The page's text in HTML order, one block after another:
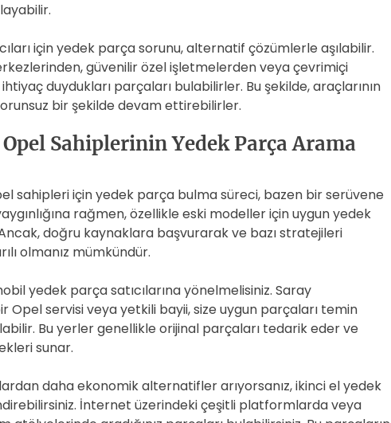
için yedek parça sorunu, alternatif çözümlerle aşılabilir.
güvenilir özel işletmelerden veya çevrimiçi
duydukları parçaları bulabilirler. Bu şekilde, araçlarının
bir şekilde devam ettirebilirler.
Sahiplerinin Yedek Parça Arama
sahipleri için yedek parça bulma süreci, bazen bir serüvene
rağmen, özellikle eski modeller için uygun yedek
doğru kaynaklara başvurarak ve bazı stratejileri
olmanız mümkündür.
yedek parça satıcılarına yönelmelisiniz. Saray
Opel servisi veya yetkili bayii, size uygun parçaları temin
Bu yerler genellikle orijinal parçaları tedarik eder ve
sunar.
daha ekonomik alternatifler arıyorsanız, ikinci el yedek
İnternet üzerindeki çeşitli platformlarda veya